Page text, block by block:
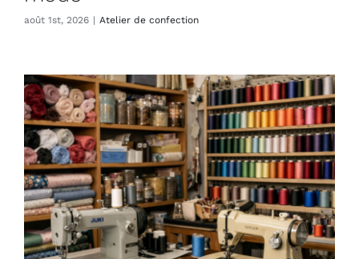
août 1st, 2026 | Atelier de confection